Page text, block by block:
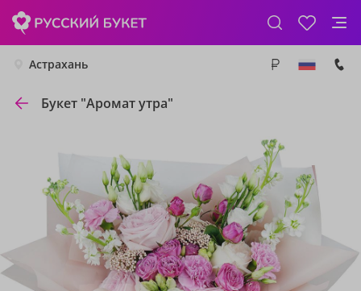
Астрахань
Букет "Аромат утра"